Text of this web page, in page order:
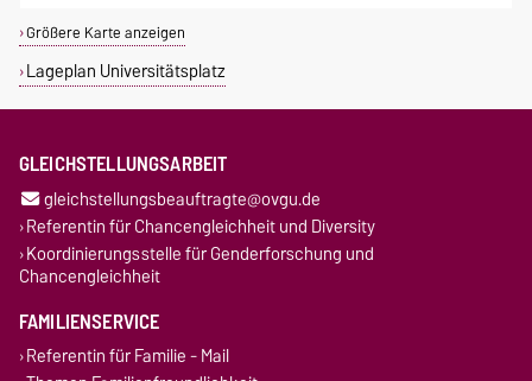
Größere Karte anzeigen
Lageplan Universitätsplatz
GLEICHSTELLUNGSARBEIT
gleichstellungsbeauftragte@ovgu.de
Referentin für Chancengleichheit und Diversity
Koordinierungsstelle für Genderforschung und
Chancengleichheit
FAMILIENSERVICE
Referentin für Familie - Mail